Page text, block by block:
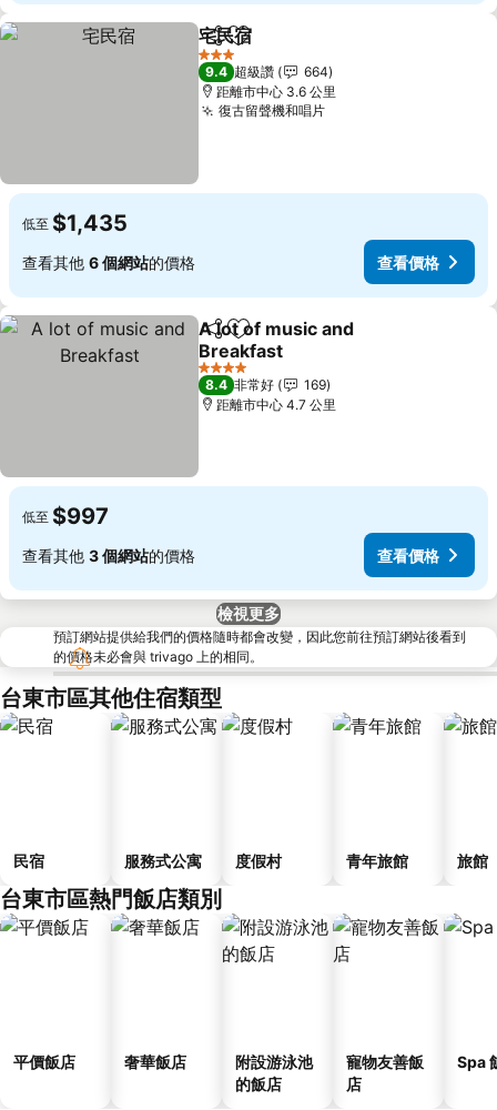
分享 加入我的最愛
宅民宿
3 星級
9.4 超級讚
664
距離市中心 3.6 公里
復古留聲機和唱片
低至 $1,435
查看其他 6 個網站的價格 查看價格
分享 加入我的最愛
A lot of music and
Breakfast
4 星級
8.4 非常好
169
距離市中心 4.7 公里
低至 $997
查看其他 3 個網站的價格 查看價格
檢視更多
預訂網站提供給我們的價格隨時都會改變，因此您前往預訂網站後看到
的價格未必會與 trivago 上的相同。
台東市區其他住宿類型
民宿 服務式公寓 度假村 青年旅館 旅館
台東市區熱門飯店類別
平價飯店 奢華飯店
附設游泳池
的飯店
寵物友善飯
店
Spa